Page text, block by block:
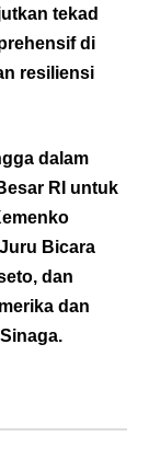
tekad
di
resiliensi
dalam
RI untuk
Bicara
dan
dan